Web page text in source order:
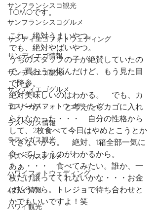
サンフランシスコ観光
サンフランシスコグルメ
サンディエゴフォトウェディング
サンディエゴ情報
サンディエゴ観光
サンディエゴグルメ
ラスベガスフォトウェディング
ラスベガス情報
ラスベガス観光
ラスベガスグルメ
ハワイフォトウェディング
ハワイ情報
ハワイ観光
TOMOです。
これ、絶対うまいやつ。
でも、絶対やばいやつ。
うちのスタッフの子が絶賛していたの
で、買おうか悩んだけど、もう見た目
で降参。
絶対美味しいのはわかる。　でも、カ
ロリーが・・・と考えたらカゴに入れ
られなかった・・・　自分の性格から
して、2枚食べて今日はやめとこうとか
できないから。　絶対、1箱全部一気に
食べてしまうのがわかるから。
あぁ・・・　食べてみたい。誰か、一
枚だけ譲ってくれないかな・・・お金
は払うから。トレジョで待ち合わせと
かでもいいですよ！笑